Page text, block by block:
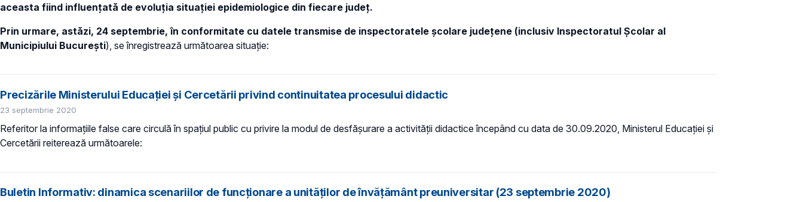
aceasta fiind influențată de evoluția situației epidemiologice din fiecare județ.
Prin urmare, astăzi, 24 septembrie, în conformitate cu datele transmise de inspectoratele școlare județene (inclusiv Inspectoratul Școlar al
Municipiului București), se înregistrează următoarea situație:
Precizările Ministerului Educației și Cercetării privind continuitatea procesului didactic
23 septembrie 2020
Referitor la informațiile false care circulă în spațiul public cu privire la modul de desfășurare a activității didactice începând cu data de 30.09.2020, Ministerul Educației și
Cercetării reiterează următoarele:
Buletin Informativ: dinamica scenariilor de funcționare a unităților de învățământ preuniversitar (23 septembrie 2020)